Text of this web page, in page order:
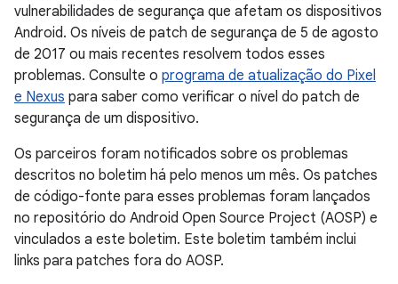
vulnerabilidades de segurança que afetam os dispositivos
Android. Os níveis de patch de segurança de 5 de agosto
de 2017 ou mais recentes resolvem todos esses
problemas. Consulte o programa de atualização do Pixel
e Nexus para saber como verificar o nível do patch de
segurança de um dispositivo.
Os parceiros foram notificados sobre os problemas
descritos no boletim há pelo menos um mês. Os patches
de código-fonte para esses problemas foram lançados
no repositório do Android Open Source Project (AOSP) e
vinculados a este boletim. Este boletim também inclui
links para patches fora do AOSP.